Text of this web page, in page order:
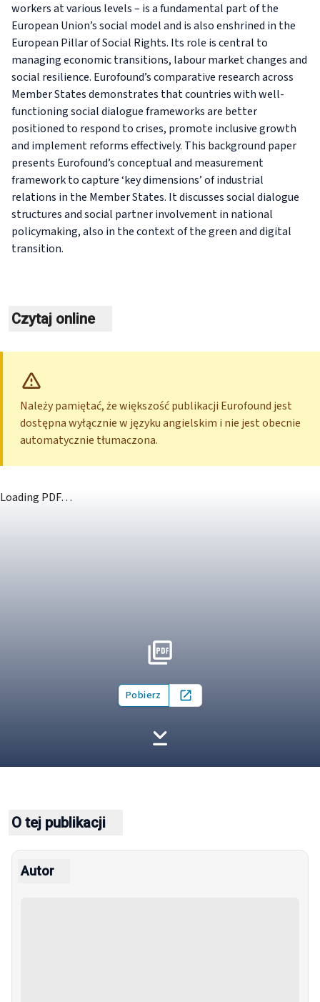
workers at various levels – is a fundamental part of the
European Union’s social model and is also enshrined in the
European Pillar of Social Rights. Its role is central to
managing economic transitions, labour market changes and
social resilience. Eurofound’s comparative research across
Member States demonstrates that countries with well-
functioning social dialogue frameworks are better
positioned to respond to crises, promote inclusive growth
and implement reforms effectively. This background paper
presents Eurofound’s conceptual and measurement
framework to capture ‘key dimensions’ of industrial
relations in the Member States. It discusses social dialogue
structures and social partner involvement in national
policymaking, also in the context of the green and digital
transition.
Czytaj online
Należy pamiętać, że większość publikacji Eurofound jest
dostępna wyłącznie w języku angielskim i nie jest obecnie
automatycznie tłumaczona.
Loading PDF…
Pobierz Open in new tab
O tej publikacji
Autor